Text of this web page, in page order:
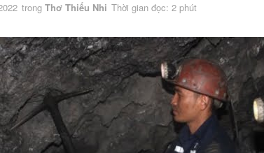
trong Thơ Thiếu Nhi Thời gian đọc: 2 phút